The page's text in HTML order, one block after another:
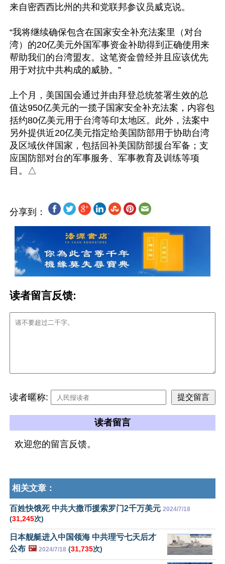
来自密西西比州的共和党联邦参议员威克说。
“我将继续确保包含在国家安全补充法案里（对台
湾）的20亿美元外国军事资金补助得到正确使用来
帮助我们的台湾盟友。这笔资金曾经并且应该优先
用于对抗中共构成的威胁。”
上个月，美国国会通过并由拜登总统签署生效的总
值达950亿美元的一揽子国家安全补充法案，内容包
括约80亿美元用于台湾等印太地区。此外，法案中
另外提供近20亿美元指定给美国防部用于协助台湾
及区域伙伴国家，包括回补美国防部援台军备；支
应国防部对台的军事服务、军事教育及训练等项
分享到：
读者留言反馈:
读者暱称:
读者留言
欢迎您的留言反馈。
相关文章：
百姓快饿死 中共大撒币援索罗门2千万美元 2024/7/18
(31,245次)
日本舰艇进入中国领海 中共理亏七天后才
公布 🖼️ 2024/7/18 (31,735次)